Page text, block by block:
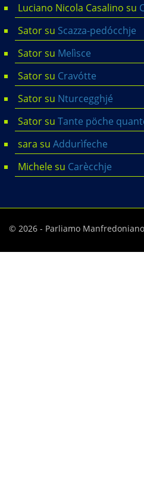
Luciano Nicola Casalino su
Satorsu Scazza-pedócchje
Satorsu Melìsce
Satorsu Cravótte
Satorsu Nturcegghjé
Satorsu Tante pöche
sara su Addurìfeche
Michelesu Carècchje
© 2026 - Parliamo